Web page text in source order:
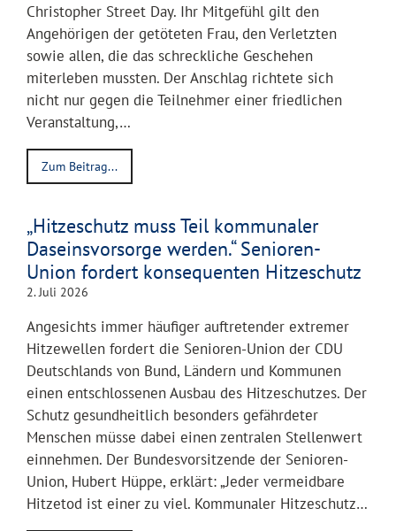
Christopher Street Day. Ihr Mitgefühl gilt den
Angehörigen der getöteten Frau, den Verletzten
sowie allen, die das schreckliche Geschehen
miterleben mussten. Der Anschlag richtete sich
nicht nur gegen die Teilnehmer einer friedlichen
Veranstaltung,…
Zum Beitrag...
„Hitzeschutz muss Teil kommunaler
Daseinsvorsorge werden.“ Senioren-
Union fordert konsequenten Hitzeschutz
2. Juli 2026
Angesichts immer häufiger auftretender extremer
Hitzewellen fordert die Senioren-Union der CDU
Deutschlands von Bund, Ländern und Kommunen
einen entschlossenen Ausbau des Hitzeschutzes. Der
Schutz gesundheitlich besonders gefährdeter
Menschen müsse dabei einen zentralen Stellenwert
einnehmen. Der Bundesvorsitzende der Senioren-
Union, Hubert Hüppe, erklärt: „Jeder vermeidbare
Hitzetod ist einer zu viel. Kommunaler Hitzeschutz…